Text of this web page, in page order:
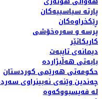
پارتە سیاسییەکان
ڕێکخراوەکان
پرسە و سەرەخۆشی
کاریکاتێر
دیمانەی تایبەت
بابەتی هەڵبژاردە
حکومەتی هەرێمی کوردستان
چەندین وێنەی نەبینراوی
لە فەیسبووکەوە